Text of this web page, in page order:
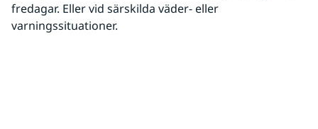
fredagar. Eller vid särskilda väder- eller
varningssituationer.